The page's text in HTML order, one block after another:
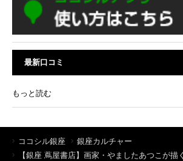
最新口コミ
もっと読む
ココシル銀座
銀座カルチャー
【銀座 蔦屋書店】画家・やましたあつこが描